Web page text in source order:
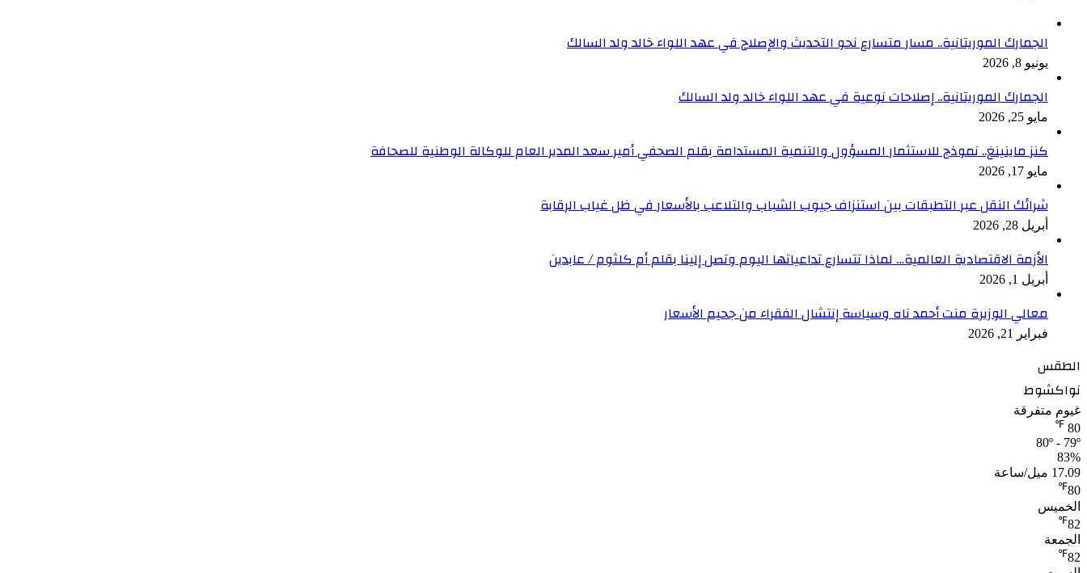
الجمارك الموريتانية.. مسار متسارع نحو التحديث والإصلاح في عهد اللواء خالد ولد السالك
يونيو 8, 2026
الجمارك الموريتانية.. إصلاحات نوعية في عهد اللواء خالد ولد السالك
مايو 25, 2026
كنز ماينينغ.. نموذج للاستثمار المسؤول والتنمية المستدامة بقلم الصحفي أمير سعد المدير العام للوكالة الوطنية للصحافة
مايو 17, 2026
شرائك النقل عبر التطبقات بين استنزاف جيوب الشباب والتلاعب بالأسعار في ظل غياب الرقابة
أبريل 28, 2026
الأزمة الاقتصادية العالمية… لماذا تتسارع تداعياتها اليوم وتصل إلينا بقلم أم كلثوم / عابدين
أبريل 1, 2026
معالي الوزيرة منت أحمد ناه وسياسة إنتشال الفقراء من جحيم الأسعار
فبراير 21, 2026
الطقس
نواكشوط
غيوم متفرقة
80
℉
80º - 79º
83%
17.09 ميل/ساعة
80
℉
الخميس
82
℉
الجمعة
82
℉